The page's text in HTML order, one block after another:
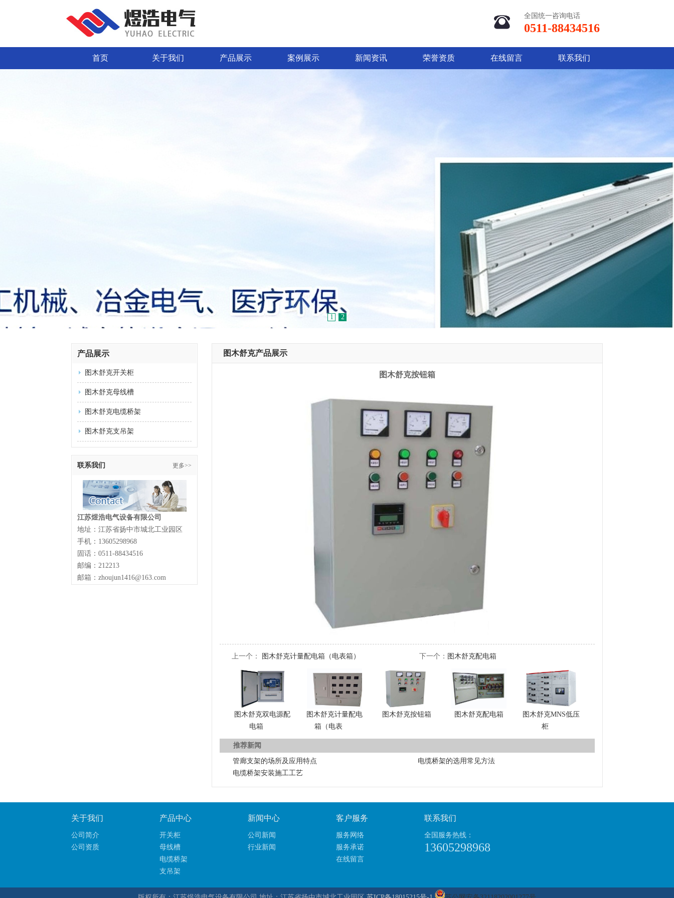
全国统一咨询电话
0511-88434516
首页 关于我们 产品展示 案例展示 新闻资讯 荣誉资质 在线留言 联系我们
1 2
产品展示
图木舒克开关柜
图木舒克母线槽
图木舒克电缆桥架
图木舒克支吊架
联系我们 更多>>
江苏煜浩电气设备有限公司
地址：江苏省扬中市城北工业园区
手机：13605298968
固话：0511-88434516
邮编：212213
邮箱：zhoujun1416@163.com
图木舒克产品展示
图木舒克按钮箱
上一个： 图木舒克计量配电箱（电表箱） 下一个： 图木舒克配电箱
图木舒克双电源配
电箱
图木舒克计量配电
箱（电表
图木舒克按钮箱 图木舒克配电箱
图木舒克MNS低压
柜
推荐新闻
管廊支架的场所及应用特点
电缆桥架的选用常见方法
电缆桥架安装施工工艺
关于我们
公司简介
公司资质
产品中心
开关柜
母线槽
电缆桥架
支吊架
新闻中心
公司新闻
行业新闻
客户服务
服务网络
服务承诺
在线留言
联系我们
全国服务热线：
13605298968